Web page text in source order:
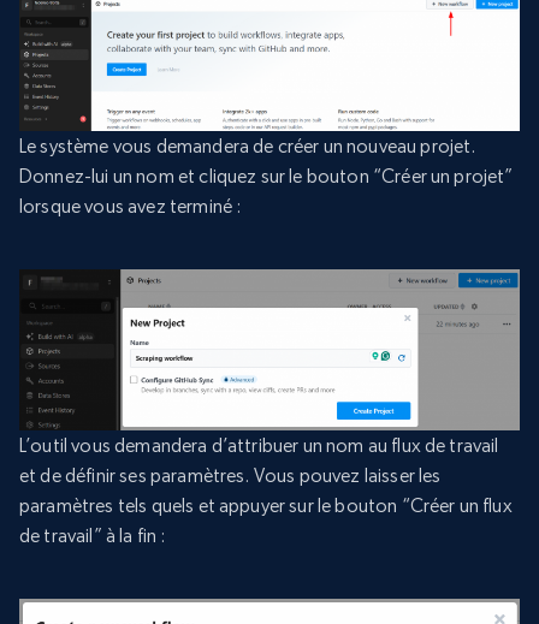
Le système vous demandera de créer un nouveau projet.
Donnez-lui un nom et cliquez sur le bouton “Créer un projet”
lorsque vous avez terminé :
L’outil vous demandera d’attribuer un nom au flux de travail
et de définir ses paramètres. Vous pouvez laisser les
paramètres tels quels et appuyer sur le bouton “Créer un flux
de travail” à la fin :